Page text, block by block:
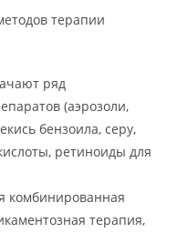
терапии
ряд
(аэрозоли,
бензоила, серу,
ретиноиды для
комбинированная
терапия,